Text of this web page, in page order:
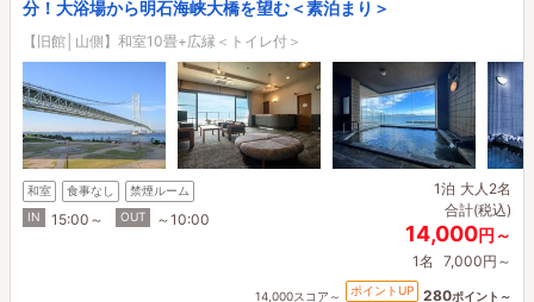
分！大浴場から明石海峡大橋を望む＜素泊まり＞
【旧館│山側】和室10畳+広縁＜トイレ付＞
和室 食事なし
禁煙ルーム
IN
15:00～ OUT ～10:00
1泊 大人2名
合計(税込)
14,000円～
1名 7,000円～
14,000スコア～ ポイントUP 280ポイント～